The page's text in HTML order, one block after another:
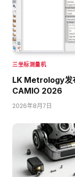
三坐标测量机
LK Metrology发
CAMIO 2026
2026年8月7日